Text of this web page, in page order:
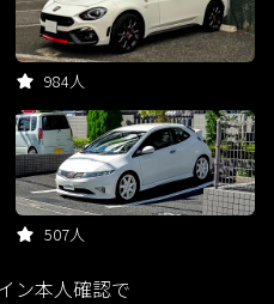
984人
507人
ン本人確認で